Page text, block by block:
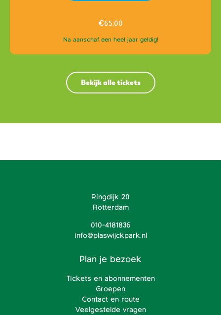
€65,00
Na aanschaf een heel jaar geldig!
Bekijk alle tickets
Ringdijk 20
Rotterdam
010-4181836
info@plaswijckpark.nl
Plan je bezoek
Tickets en abonnementen
Groepen
Contact en route
Veelgestelde vragen